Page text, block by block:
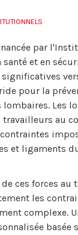
par
santé et en
significatives
pour la
Les
au
et ligaments
ces forces
les
complexe.